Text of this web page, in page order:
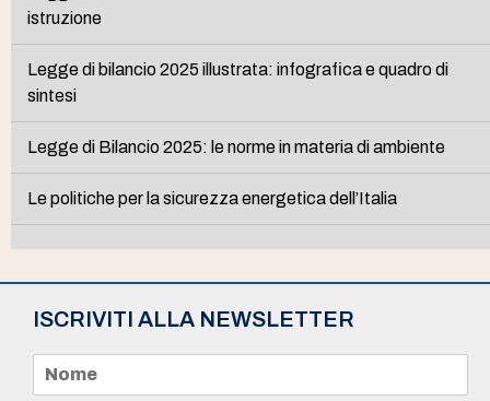
istruzione
Legge di bilancio 2025 illustrata: infografica e quadro di
sintesi
Legge di Bilancio 2025: le norme in materia di ambiente
Le politiche per la sicurezza energetica dell’Italia
ISCRIVITI ALLA NEWSLETTER
m